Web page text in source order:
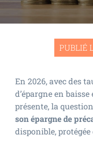
PUBLIÉ
En 2026, avec des
d’épargne en
présente, la
son épargne de
disponible,